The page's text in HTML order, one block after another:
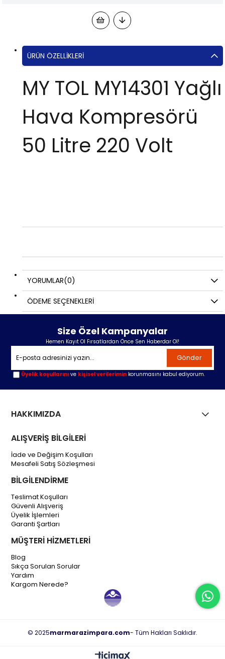
ÜRÜN ÖZELLIKLERI
MY TOL MY14301 Yağlı
Hava Kompresörü
50 Litre 220 Volt
YORUMLAR(0)
ÖDEME SEÇENEKLERI
Size Özel Kampanyalar
Hemen Kayıt Ol Fırsatlardan Önce Sen Haberdar Ol!
Gönder
Üyelik koşullarını ve kişisel verilerimin korunmasını kabul ediyorum.
HAKKIMIZDA
ALIŞVERİŞ BİLGİLERİ
İade ve Değişim Koşulları
Mesafeli Satış Sözleşmesi
BİLGİLENDİRME
Teslimat Koşulları
Güvenli Alışveriş
Üyelik İşlemleri
Garanti Şartları
MÜŞTERİ HİZMETLERİ
Blog
Sıkça Sorulan Sorular
Yardım
Kargom Nerede?
© 2025marmarazimpara.com- Tüm Hakları Saklıdır.